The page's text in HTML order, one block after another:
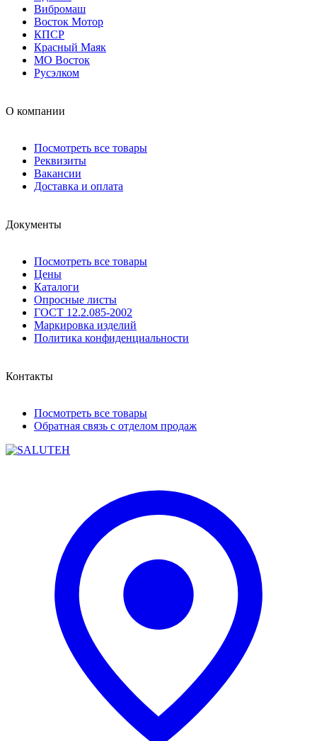
Вибромаш
Восток Мотор
КПСР
Красный Маяк
МО Восток
Русэлком
О компании
Посмотреть все товары
Реквизиты
Вакансии
Доставка и оплата
Документы
Посмотреть все товары
Цены
Каталоги
Опросные листы
ГОСТ 12.2.085-2002
Маркировка изделий
Политика конфиденциальности
Контакты
Посмотреть все товары
Обратная связь с отделом продаж